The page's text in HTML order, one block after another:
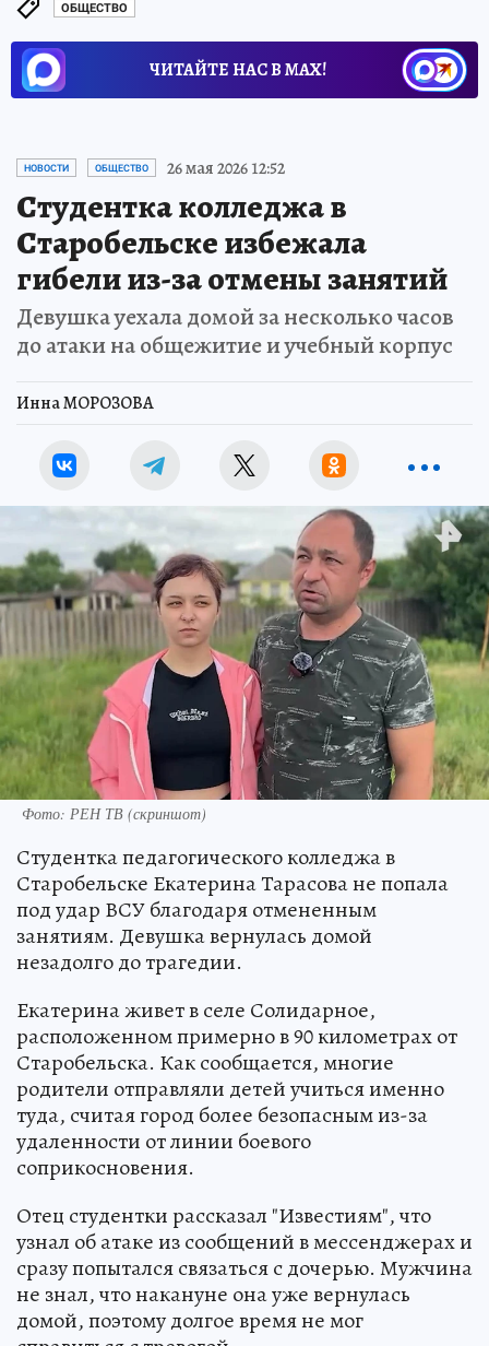
ОБЩЕСТВО
ЧИТАЙТЕ НАС В МАХ!
НОВОСТИ ОБЩЕСТВО 26 мая 2026 12:52
Студентка колледжа в
Старобельске избежала
гибели из-за отмены занятий
Девушка уехала домой за несколько часов
до атаки на общежитие и учебный корпус
Инна МОРОЗОВА
Фото: РЕН ТВ (скриншот)
Студентка педагогического колледжа в
Старобельске Екатерина Тарасова не попала
под удар ВСУ благодаря отмененным
занятиям. Девушка вернулась домой
незадолго до трагедии.
Екатерина живет в селе Солидарное,
расположенном примерно в 90 километрах от
Старобельска. Как сообщается, многие
родители отправляли детей учиться именно
туда, считая город более безопасным из-за
удаленности от линии боевого
соприкосновения.
Отец студентки рассказал "Известиям", что
узнал об атаке из сообщений в мессенджерах и
сразу попытался связаться с дочерью. Мужчина
не знал, что накануне она уже вернулась
домой, поэтому долгое время не мог